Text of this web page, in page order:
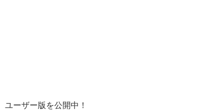
ユーザー版を公開中！